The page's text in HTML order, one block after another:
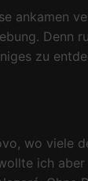
ankamen
Denn
zu
wo viele
ich aber